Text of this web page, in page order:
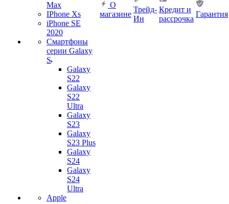
Max
IPhone Xs
iPhone SE
2020
Смартфоны
серии Galaxy
S
Galaxy
S22
Galaxy
S22
Ultra
Galaxy
S23
Galaxy
S23 Plus
Galaxy
S24
Galaxy
S24
Ultra
Apple
О
магазине
Трейд-
Ин
Кредит и
рассрочка
Гарантия